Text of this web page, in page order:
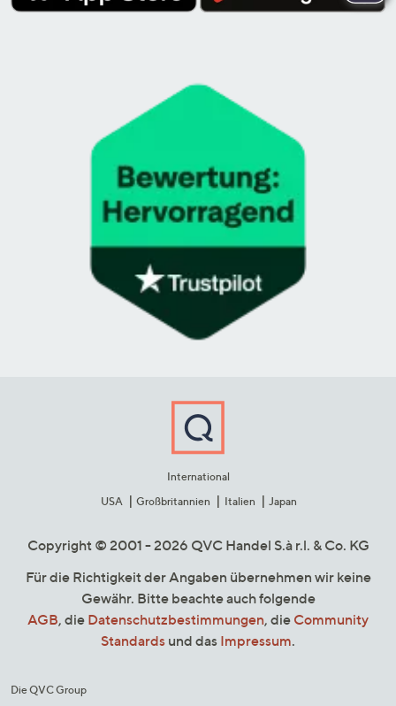
International
USA
Großbritannien Italien Japan
Copyright © 2001 - 2026 QVC Handel S.à r.l. & Co. KG
Für die Richtigkeit der Angaben übernehmen wir keine
Gewähr. Bitte beachte auch folgende
AGB, die Datenschutzbestimmungen, die Community
Standards und das Impressum.
Die QVC Group